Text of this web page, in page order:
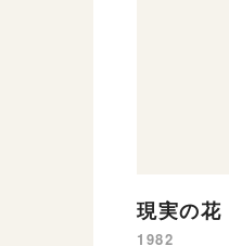
現実の
1982